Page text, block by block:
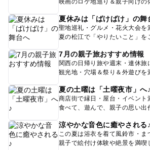
映画のロケ地巡り＆親子向けの
夏休みは「ばけばけ」の舞
聖地巡礼・グルメ・花火大会を
夏の松江で「やりたいこと」を
7月の親子旅おすすめ情報
関西の日帰り旅や週末・連休旅
観光地・穴場＆祭り＆外遊びを
夏の土曜は「土曜夜市」へ♪
商店街で縁日・屋台・イベント
食べて、遊んで、親子の思い出
涼やかな音色に癒やされる♪
この夏は浴衣を着て風鈴市・ま
親子で絵付け体験や絶景を満喫